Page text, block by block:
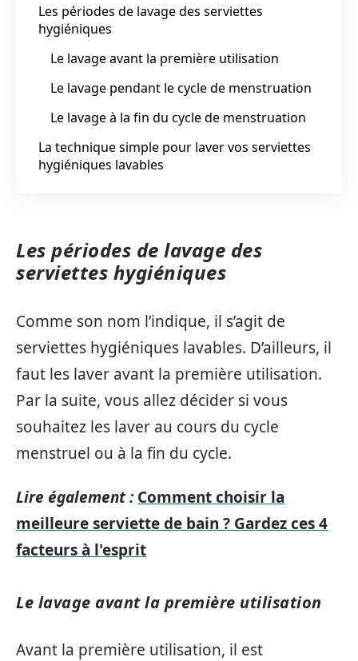
Les périodes de lavage des serviettes
hygiéniques
Le lavage avant la première utilisation
Le lavage pendant le cycle de menstruation
Le lavage à la fin du cycle de menstruation
La technique simple pour laver vos serviettes
hygiéniques lavables
Les périodes de lavage des
serviettes hygiéniques
Comme son nom l’indique, il s’agit de
serviettes hygiéniques lavables. D’ailleurs, il
faut les laver avant la première utilisation.
Par la suite, vous allez décider si vous
souhaitez les laver au cours du cycle
menstruel ou à la fin du cycle.
Lire également : Comment choisir la
meilleure serviette de bain ? Gardez ces 4
facteurs à l'esprit
Le lavage avant la première utilisation
Avant la première utilisation, il est